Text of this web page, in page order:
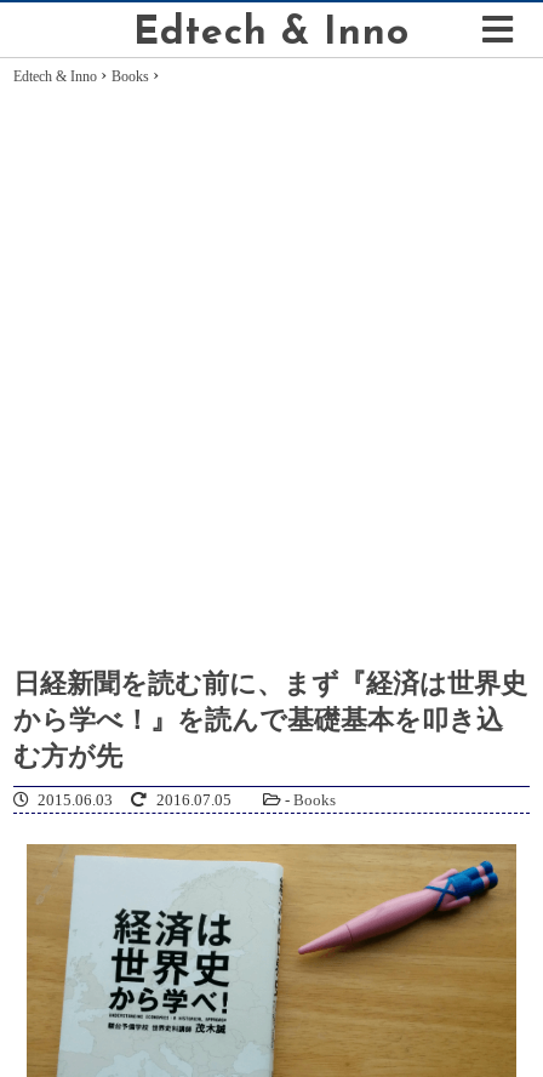
Edtech & Inno
Edtech & Inno ›Books ›
日経新聞を読む前に、まず『経済は世界史
から学べ！』を読んで基礎基本を叩き込
む方が先
2015.06.03 2016.07.05 -Books